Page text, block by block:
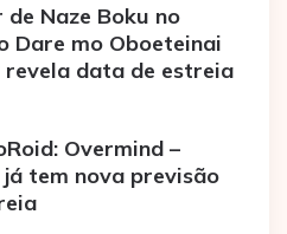
Naze Boku no
Dare mo Oboeteinai
revela data de estreia
Overmind –
tem nova previsão